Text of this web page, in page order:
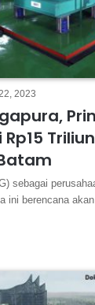
2023
sebagai
ini berencana